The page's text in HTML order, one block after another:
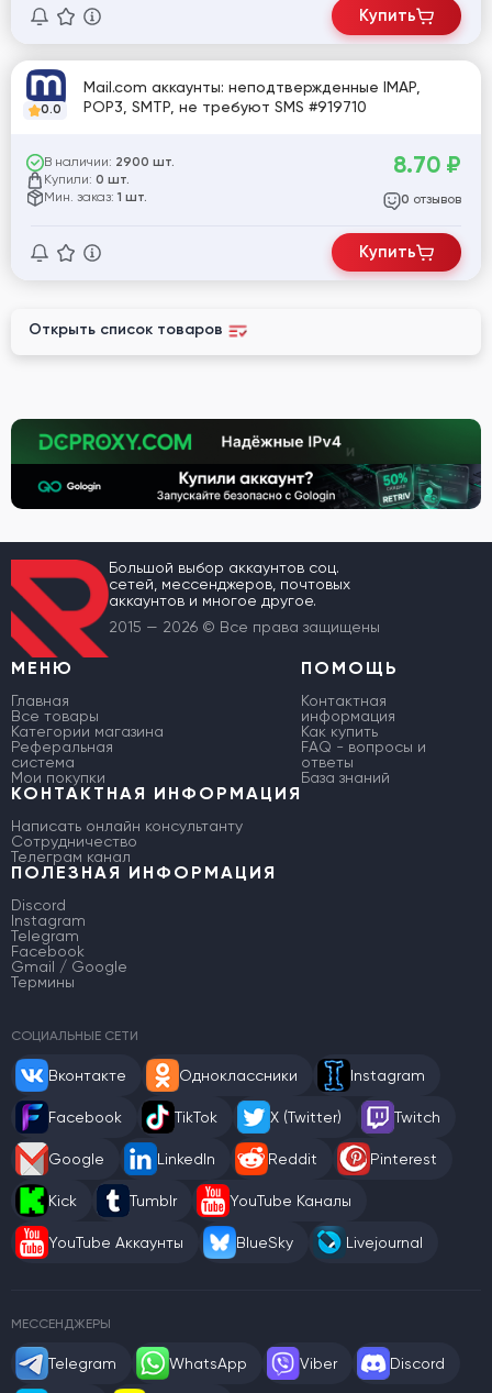
Купить
0.0
Mail.com аккаунты: неподтвержденные IMAP,
POP3, SMTP, не требуют SMS #919710
В наличии: 2900 шт.
Купили: 0 шт.
Мин. заказ: 1 шт.
8.70 ₽
0 отзывов
Купить
Открыть список товаров
Большой выбор аккаунтов соц.
сетей, мессенджеров, почтовых
аккаунтов и многое другое.
2015 — 2026 © Все права защищены
МЕНЮ
Главная
Все товары
Категории магазина
Реферальная
система
Мои покупки
ПОМОЩЬ
Контактная
информация
Как купить
FAQ - вопросы и
ответы
База знаний
КОНТАКТНАЯ ИНФОРМАЦИЯ
Написать онлайн консультанту
Сотрудничество
Телеграм канал
ПОЛЕЗНАЯ ИНФОРМАЦИЯ
Discord
Instagram
Telegram
Facebook
Gmail / Google
Термины
СОЦИАЛЬНЫЕ СЕТИ
Вконтакте Одноклассники Instagram
Facebook TikTok X (Twitter) Twitch
Google LinkedIn Reddit Pinterest
Kick Tumblr YouTube Каналы
YouTube Аккаунты BlueSky Livejournal
МЕССЕНДЖЕРЫ
Telegram WhatsApp Viber Discord